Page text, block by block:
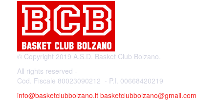
© Copyright 2019 A.S.D. Basket Club Bolzano.
All rights reserved -
Cod. Fiscale 80023090212 - P.I. 00668420219
info@basketclubbolzano.it basketclubbolzano@gmail.com